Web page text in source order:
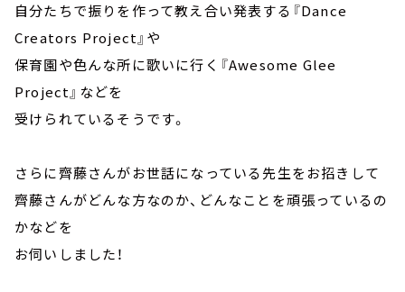
自分たちで振りを作って教え合い発表する『Dance
Creators Project』や
保育園や色んな所に歌いに行く『Awesome Glee
Project』などを
受けられているそうです。
さらに齊藤さんがお世話になっている先生をお招きして
齊藤さんがどんな方なのか、どんなことを頑張っているの
かなどを
お伺いしました！